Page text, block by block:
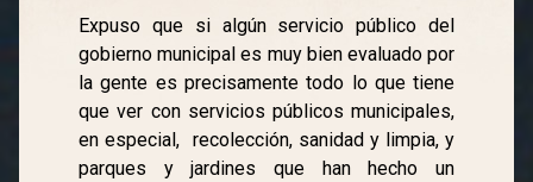
Expuso que si algún servicio público del
gobierno municipal es muy bien evaluado por
la gente es precisamente todo lo que tiene
que ver con servicios públicos municipales,
en especial, recolección, sanidad y limpia, y
parques y jardines que han hecho un